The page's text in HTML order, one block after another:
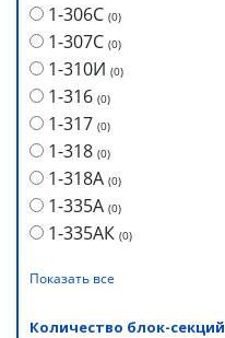
1-306С (0)
1-307С (0)
1-310И (0)
1-316 (0)
1-317 (0)
1-318 (0)
1-318А (0)
1-335А (0)
1-335АК (0)
Показать все
Количество блок-секций